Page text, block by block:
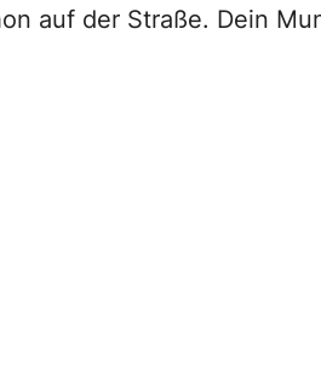
auf der Straße. Dein